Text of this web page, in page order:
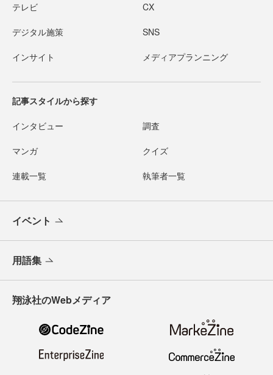
テレビ CX
デジタル施策 SNS
インサイト メディアプランニング
記事スタイルから探す
インタビュー 調査
マンガ クイズ
連載一覧 執筆者一覧
イベント
用語集
翔泳社のWebメディア